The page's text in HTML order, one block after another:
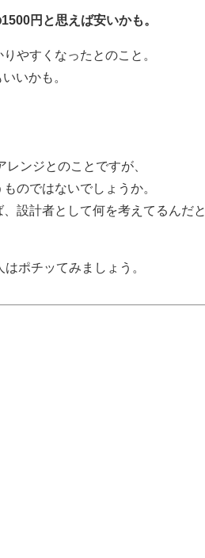
円と思えば安いかも。
やすくなったとのこと。
いかも。
ンジとのことですが、
のではないでしょうか。
設計者として何を考えてるんだと
ポチッてみましょう。